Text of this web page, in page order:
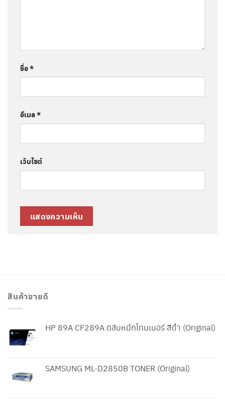
ชื่อ*
อีเมล*
เว็บไซต์
สินค้าขายดี
HP 89A CF289A ตลับหมึกโทนเนอร์ สีดำ (Original)
SAMSUNG ML-D2850B TONER (Original)